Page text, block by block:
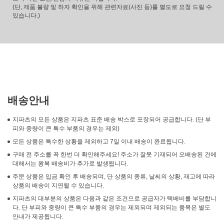
(단, 제품 불량 및 하자 확인을 위해 관련자료(사진 등)를 별도로 요청 드릴 수
있습니다.)
배송안내
지파츠의 모든 상품은 지파츠 표준 배송 박스로 포장되어 공급합니다. (단 부
피와 중량이 큰 특수 부품의 경우는 제외)
모든 상품은 특수한 상황을 제외하고 7일 이내 배송이 완료됩니다.
구매 전 주소를 꼭 한번 더 확인해주세요! 주소가 잘못 기재되어 오배송된 건에
대해서는 왕복 배송비가 추가로 발생됩니다.
주문 상품은 입금 확인 후 배송되며, 단 상품의 종류, 날씨의 상황, 재고에 따라
상품의 배송이 지연될 수 있습니다.
지파츠의 대부분의 상품은 다음과 같은 조건으로 공급자가 택배비를 부담합니
다. 단 부피와 중량이 큰 특수 부품의 경우는 제외되며 제외되는 품목은 별도
안내가 제공됩니다.